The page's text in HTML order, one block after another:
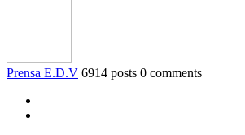
Prensa E.D.V 6914 posts 0 comments